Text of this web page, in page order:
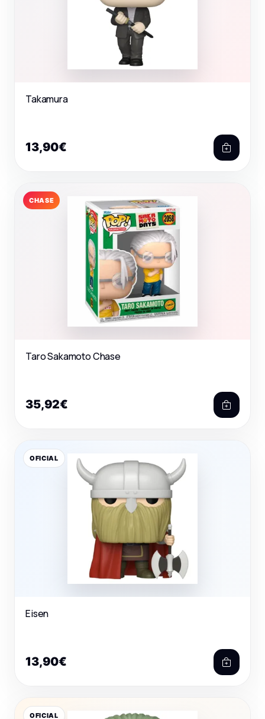
Takamura
13,90€
CHASE
Taro Sakamoto Chase
35,92€
OFICIAL
Eisen
13,90€
OFICIAL